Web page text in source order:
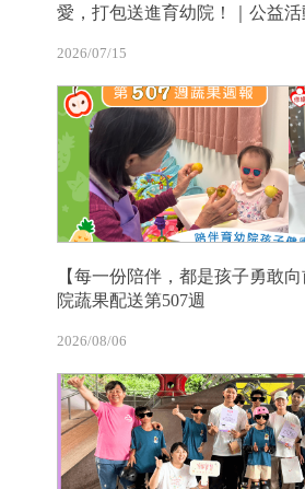
愛，打包送進育幼院！｜公益活
2026/07/15
【每一份陪伴，都是孩子勇敢
院蔬果配送第507週
2026/08/06